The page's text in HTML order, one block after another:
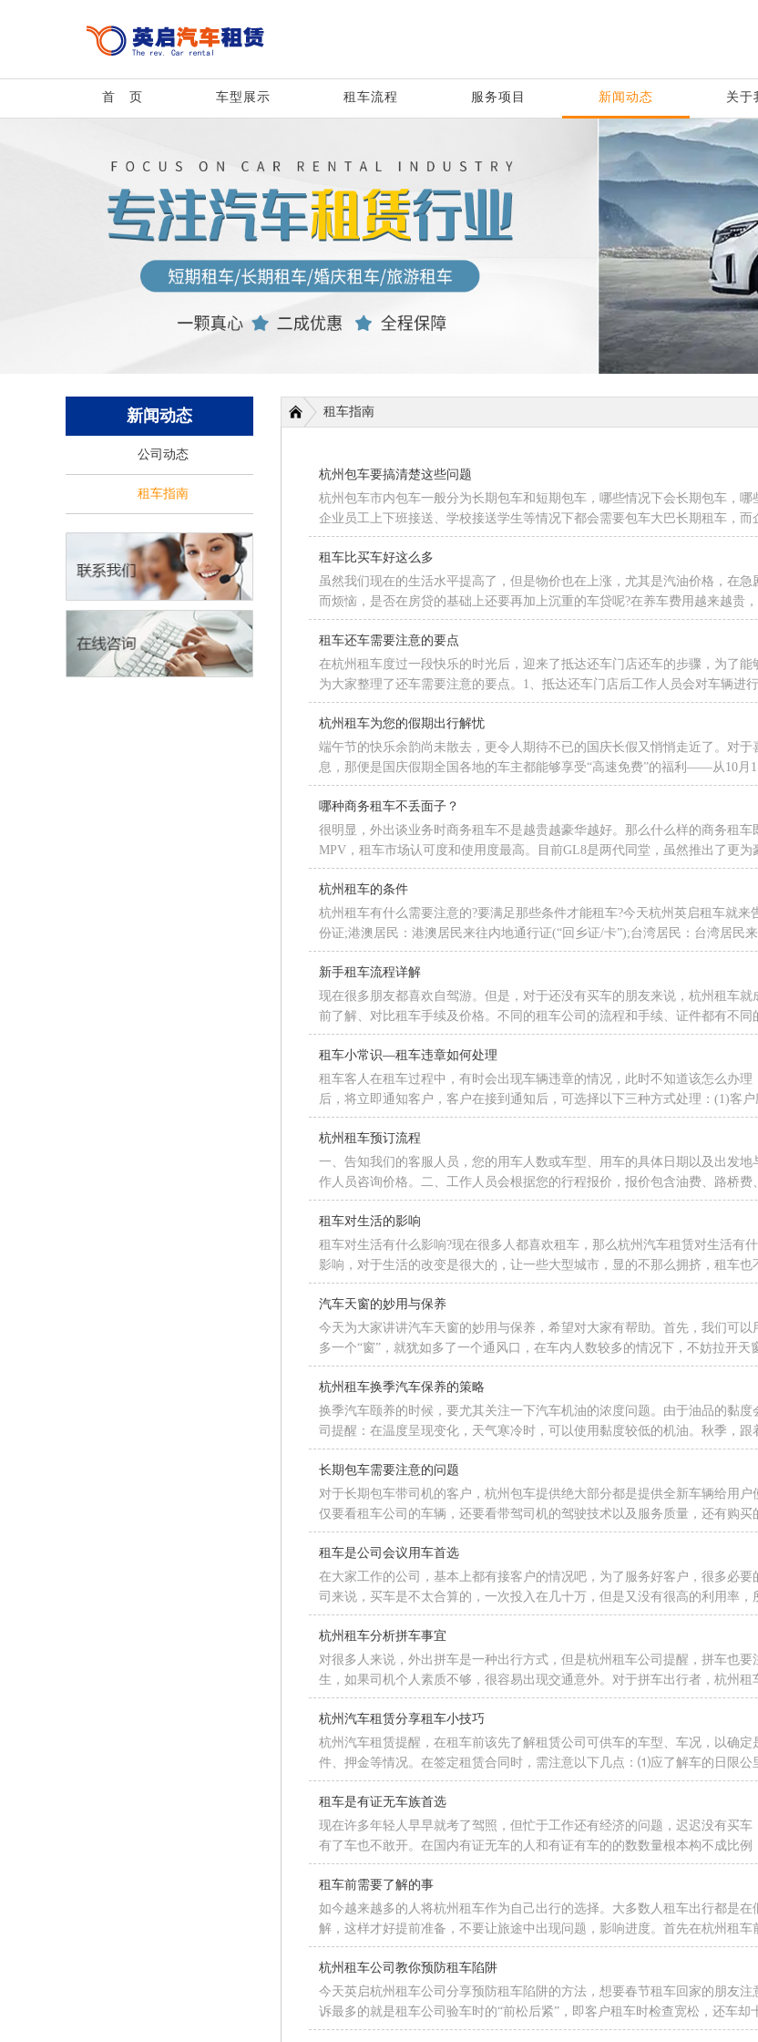
首 页 车型展示 租车流程 服务项目 新闻动态 关于
新闻动态
公司动态
租车指南
租车指南
杭州包车要搞清楚这些问题
杭州包车市内包车一般分为长期包车和短期包车，哪些情况下会长期包车，
企业员工上下班接送、学校接送学生等情况下都会需要包车大巴长期租车，
租车比买车好这么多
虽然我们现在的生活水平提高了，但是物价也在上涨，尤其是汽油价格，在
而烦恼，是否在房贷的基础上还要再加上沉重的车贷呢?在养车费用越来越贵
租车还车需要注意的要点
在杭州租车度过一段快乐的时光后，迎来了抵达还车门店还车的步骤，为了
为大家整理了还车需要注意的要点。1、抵达还车门店后工作人员会对车辆进
杭州租车为您的假期出行解忧
端午节的快乐余韵尚未散去，更令人期待不已的国庆长假又悄悄走近了。对
息，那便是国庆假期全国各地的车主都能够享受“高速免费”的福利——从10月
哪种商务租车不丢面子？
很明显，外出谈业务时商务租车不是越贵越豪华越好。那么什么样的商务租
MPV，租车市场认可度和使用度最高。目前GL8是两代同堂，虽然推出了更
杭州租车的条件
杭州租车有什么需要注意的?要满足那些条件才能租车?今天杭州英启租车就
份证;港澳居民：港澳居民来往内地通行证(“回乡证/卡”);台湾居民：台湾居民
新手租车流程详解
现在很多朋友都喜欢自驾游。但是，对于还没有买车的朋友来说，杭州租车
前了解、对比租车手续及价格。不同的租车公司的流程和手续、证件都有不
租车小常识—租车违章如何处理
租车客人在租车过程中，有时会出现车辆违章的情况，此时不知道该怎么办
后，将立即通知客户，客户在接到通知后，可选择以下三种方式处理：(1)客
杭州租车预订流程
一、告知我们的客服人员，您的用车人数或车型、用车的具体日期以及出发
作人员咨询价格。二、工作人员会根据您的行程报价，报价包含油费、路桥
租车对生活的影响
租车对生活有什么影响?现在很多人都喜欢租车，那么杭州汽车租赁对生活有
影响，对于生活的改变是很大的，让一些大型城市，显的不那么拥挤，租车
汽车天窗的妙用与保养
今天为大家讲讲汽车天窗的妙用与保养，希望对大家有帮助。首先，我们可
多一个“窗”，就犹如多了一个通风口，在车内人数较多的情况下，不妨拉开
杭州租车换季汽车保养的策略
换季汽车颐养的时候，要尤其关注一下汽车机油的浓度问题。由于油品的黏
司提醒：在温度呈现变化，天气寒冷时，可以使用黏度较低的机油。秋季，
长期包车需要注意的问题
对于长期包车带司机的客户，杭州包车提供绝大部分都是提供全新车辆给用
仅要看租车公司的车辆，还要看带驾司机的驾驶技术以及服务质量，还有购
租车是公司会议用车首选
在大家工作的公司，基本上都有接客户的情况吧，为了服务好客户，很多必
司来说，买车是不太合算的，一次投入在几十万，但是又没有很高的利用率
杭州租车分析拼车事宜
对很多人来说，外出拼车是一种出行方式，但是杭州租车公司提醒，拼车也
生，如果司机个人素质不够，很容易出现交通意外。对于拼车出行者，杭州
杭州汽车租赁分享租车小技巧
杭州汽车租赁提醒，在租车前该先了解租赁公司可供车的车型、车况，以确
件、押金等情况。在签定租赁合同时，需注意以下几点：⑴应了解车的日限
租车是有证无车族首选
现在许多年轻人早早就考了驾照，但忙于工作还有经济的问题，迟迟没有买
有了车也不敢开。在国内有证无车的人和有证有车的的数数量根本构不成比
租车前需要了解的事
如今越来越多的人将杭州租车作为自己出行的选择。大多数人租车出行都是
解，这样才好提前准备，不要让旅途中出现问题，影响进度。首先在杭州租
杭州租车公司教你预防租车陷阱
今天英启杭州租车公司分享预防租车陷阱的方法，想要春节租车回家的朋友
诉最多的就是租车公司验车时的“前松后紧”，即客户租车时检查宽松，还车